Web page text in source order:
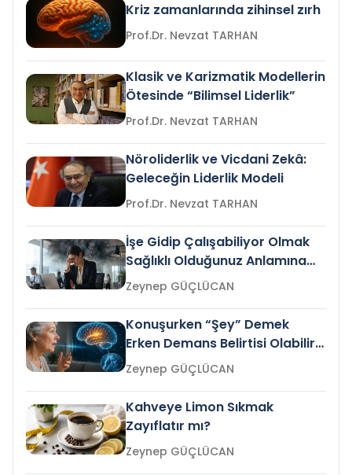
Kriz zamanlarında zihinsel zırh
Prof.Dr. Nevzat TARHAN
Klasik ve Karizmatik Modellerin
Ötesinde “Bilimsel Liderlik”
Prof.Dr. Nevzat TARHAN
Nöroliderlik ve Vicdani Zekâ:
Geleceğin Liderlik Modeli
Prof.Dr. Nevzat TARHAN
İşe Gidip Çalışabiliyor Olmak
Sağlıklı Olduğunuz Anlamına
Gelir mi?Zeynep GÜÇLÜCAN
Konuşurken “Şey” Demek
Erken Demans Belirtisi Olabilir
mi?
Zeynep GÜÇLÜCAN
Kahveye Limon Sıkmak
Zayıflatır mı?
Zeynep GÜÇLÜCAN